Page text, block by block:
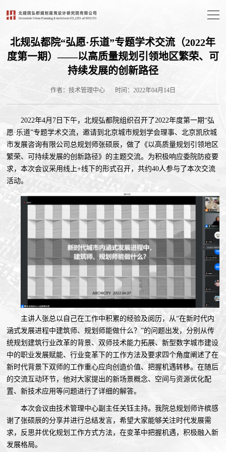
北规弘都院“弘愿·乐道”专题学术交流（2022年
度第一期）——以高质量规划引领地区繁荣、可
持续发展的创新路径
作者：技术管理中心 时间：2022年04月14日
2022年4月7日下午，北规弘都院组织召开了2022年度第一期“弘
愿·乐道”专题学术交流，邀请到北京城市规划学会理事、北京凯欣城
市发展咨询有限公司总规划师张硕辰，做了《以高质量规划引领地区
繁荣、可持续发展的创新路径》的主题交流。为积极响应委院防疫要
求，本次会议采用线上+线下的形式召开，共约40人参与了本次交流
活动。
主讲人张总以自己在工作中积累的经验及阅历，从“在新时代内
涵式发展进程中建筑师、规划师能做什么？”的问题出发，分别从传
统规划建筑行业改革的背景、双师技术能力拓展、新型数字城市建设
中的职业发展赋能、行业变革下的工作方法及要求四个角度阐述了在
新时代背景下双师的工作重心应向创造价值、把握机遇转移。在随后
的交流互动环节，他对大家提出的新场景概念、空间与资源优化配
置、新技术应用等问题进行了详细的解答。
本次会议由技术管理中心副主任关钰主持。我院总规划师许槟感
谢了张硕辰的分享并进行总结发言，希望大家能够关注时代发展需
求，反思并优化规划工作方式方法，在变革中把握机遇，积极融入新
发展格局。